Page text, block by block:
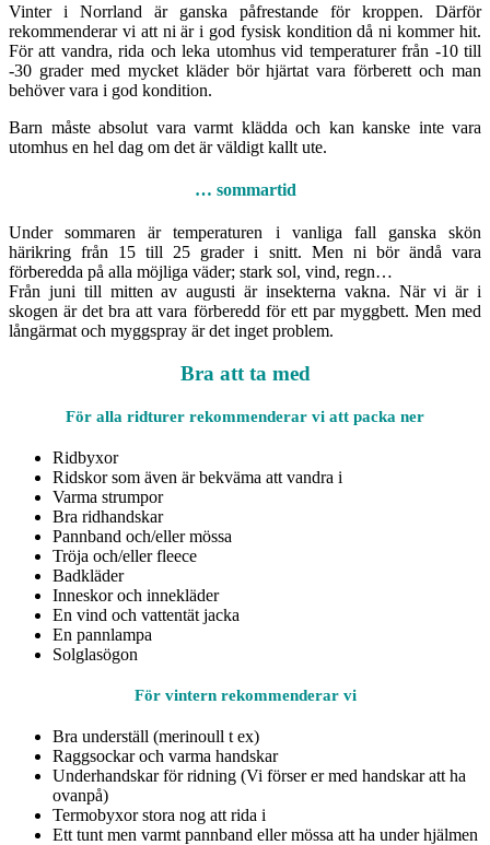
Vinter i Norrland är ganska påfrestande för kroppen. Därför
rekommenderar vi att ni är i god fysisk kondition då ni kommer hit.
För att vandra, rida och leka utomhus vid temperaturer från -10 till
-30 grader med mycket kläder bör hjärtat vara förberett och man
behöver vara i god kondition.
Barn måste absolut vara varmt klädda och kan kanske inte vara
utomhus en hel dag om det är väldigt kallt ute.
… sommartid
Under sommaren är temperaturen i vanliga fall ganska skön
härikring från 15 till 25 grader i snitt. Men ni bör ändå vara
förberedda på alla möjliga väder; stark sol, vind, regn…
Från juni till mitten av augusti är insekterna vakna. När vi är i
skogen är det bra att vara förberedd för ett par myggbett. Men med
långärmat och myggspray är det inget problem.
Bra att ta med
För alla ridturer rekommenderar vi att packa ner
Ridbyxor
Ridskor som även är bekväma att vandra i
Varma strumpor
Bra ridhandskar
Pannband och/eller mössa
Tröja och/eller fleece
Badkläder
Inneskor och innekläder
En vind och vattentät jacka
En pannlampa
Solglasögon
För vintern rekommenderar vi
Bra underställ (merinoull t ex)
Raggsockar och varma handskar
Underhandskar för ridning (Vi förser er med handskar att ha
ovanpå)
Termobyxor stora nog att rida i
Ett tunt men varmt pannband eller mössa att ha under hjälmen